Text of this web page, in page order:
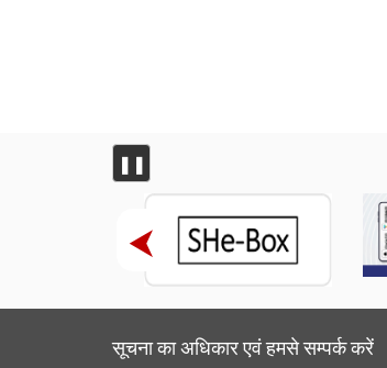
❚❚
सूचना का अधिकार एवं हमसे सम्‍पर्क करें